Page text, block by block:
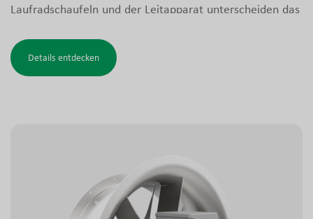
Laufradschaufeln und der Leitapparat unterscheiden das
ermöglichen vollständige Reversibilität.
reversibel und nach den Anforderungen für
Rauchgasabsaugung getestet.
Details entdecken